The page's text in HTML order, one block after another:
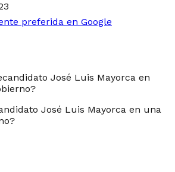
preferida en Google
José Luis Mayorca en una